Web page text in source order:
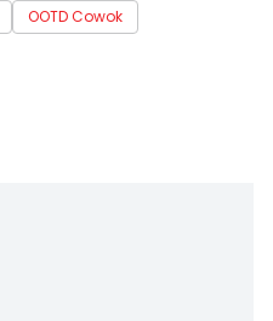
OOTD Cowok